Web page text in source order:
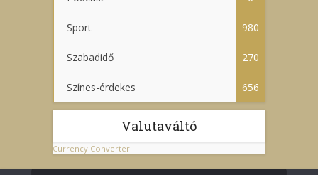
Sport 980
Szabadidő 270
Színes-érdekes 656
Valutaváltó
Currency Converter